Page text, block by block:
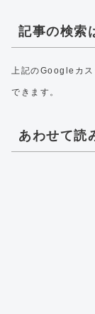
記事の検索
上記のGoogleカス
できます。
あわせて読